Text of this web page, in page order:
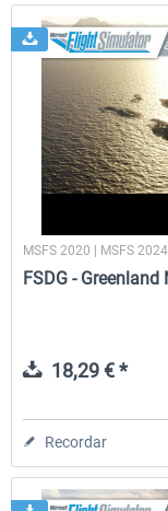
MSFS 2020 | MSFS 2024
FSDG - Greenland
18,29 € *
Recordar